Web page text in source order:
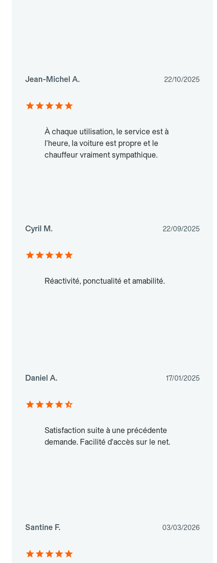
Jean-Michel A. 22/10/2025
À chaque utilisation, le service est à
l'heure, la voiture est propre et le
chauffeur vraiment sympathique.
Cyril M. 22/09/2025
Réactivité, ponctualité et amabilité.
Daniel A. 17/01/2025
Satisfaction suite à une précédente
demande. Facilité d'accès sur le net.
Santine F. 03/03/2026